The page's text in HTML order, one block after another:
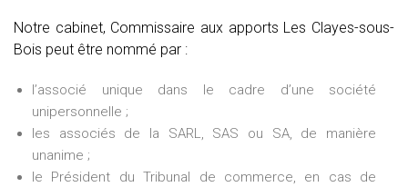
Notre cabinet, Commissaire aux apports Les Clayes-sous-
Bois peut être nommé par :
l’associé unique dans le cadre d’une société
unipersonnelle ;
les associés de la SARL, SAS ou SA, de manière
unanime ;
le Président du Tribunal de commerce, en cas de